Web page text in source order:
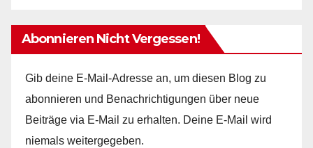
Abonnieren Nicht Vergessen!
Gib deine E-Mail-Adresse an, um diesen Blog zu
abonnieren und Benachrichtigungen über neue
Beiträge via E-Mail zu erhalten. Deine E-Mail wird
niemals weitergegeben.